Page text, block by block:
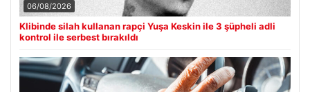
06/08/2026
Klibinde silah kullanan rapçi Yuşa Keskin ile 3 şüpheli adli
kontrol ile serbest bırakıldı